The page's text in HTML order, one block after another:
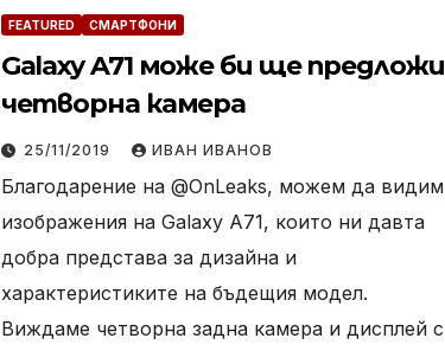
FEATURED СМАРТФОНИ
Galaxy A71 може би ще предложи
четворна камера
25/11/2019 ИВАН ИВАНОВ
Благодарение на @OnLeaks, можем да видим
изображения на Galaxy A71, които ни давта
добра представа за дизайна и
характеристиките на бъдещия модел.
Виждаме четворна задна камера и дисплей с